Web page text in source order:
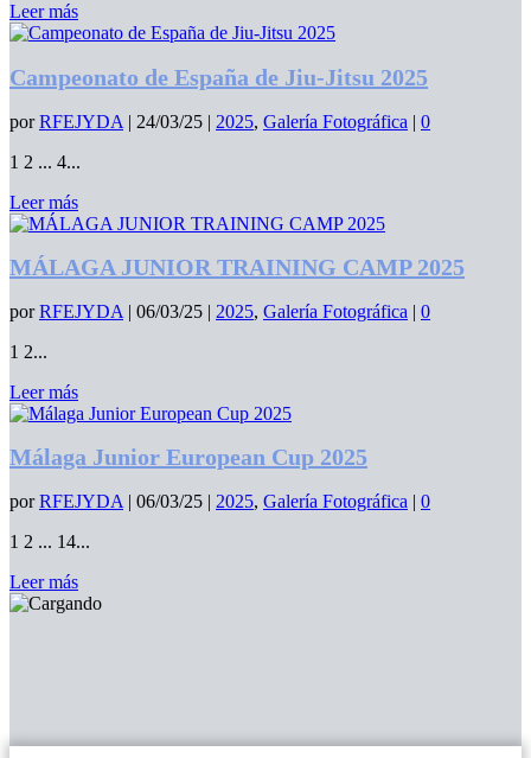
Leer más
Campeonato de España de Jiu-Jitsu 2025
porRFEJYDA | 24/03/25 | 2025, Galería Fotográfica | 0
1 2 ... 4...
Leer más
MÁLAGA JUNIOR TRAINING CAMP 2025
porRFEJYDA | 06/03/25 | 2025, Galería Fotográfica | 0
1 2...
Leer más
Málaga Junior European Cup 2025
porRFEJYDA | 06/03/25 | 2025, Galería Fotográfica | 0
1 2 ... 14...
Leer más